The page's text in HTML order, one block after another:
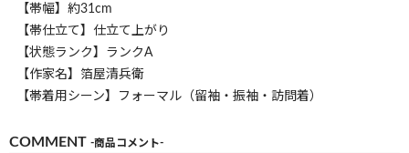
【帯幅】約31cm
【帯仕立て】仕立て上がり
【状態ランク】ランクA
【作家名】箔屋清兵衛
【帯着用シーン】フォーマル（留袖・振袖・訪問着）
COMMENT -商品コメント-